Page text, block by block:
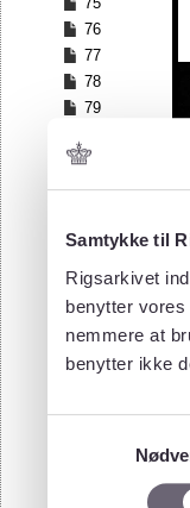
Samtykke til
Rigsarkivet
benytter
nemmere at
benytter ikke
76
77
78
79
81
82
84
86
87
88
89